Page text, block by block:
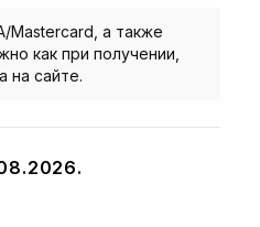
Mastercard, а также
как при получении,
на сайте.